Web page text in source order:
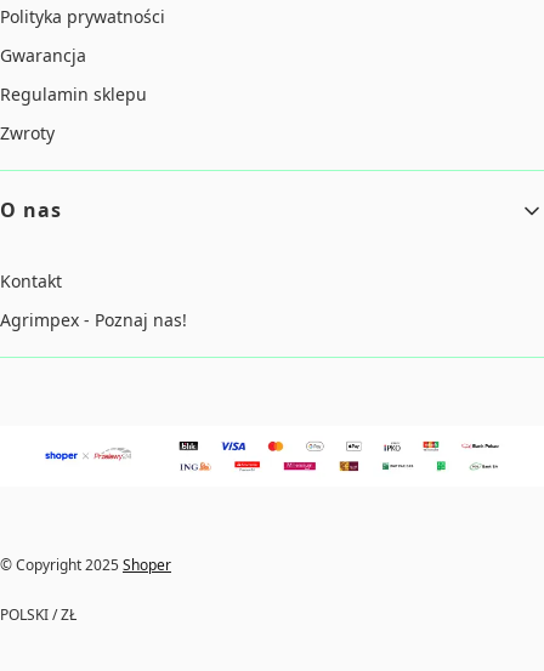
Polityka prywatności
Gwarancja
Regulamin sklepu
Zwroty
O nas
Kontakt
Agrimpex - Poznaj nas!
© Copyright 2025Shoper
POLSKI / ZŁ